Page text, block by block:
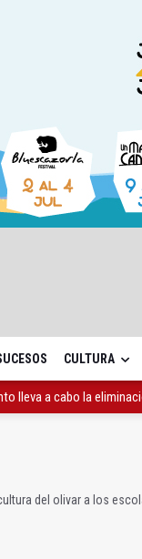
CULTURA
lleva a cabo la
del olivar a los